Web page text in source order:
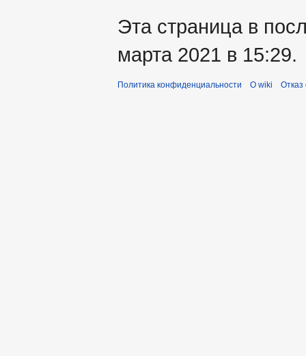
Эта страница в
марта 2021 в 15:29.
Политика конфиденциальности О wiki Отказ